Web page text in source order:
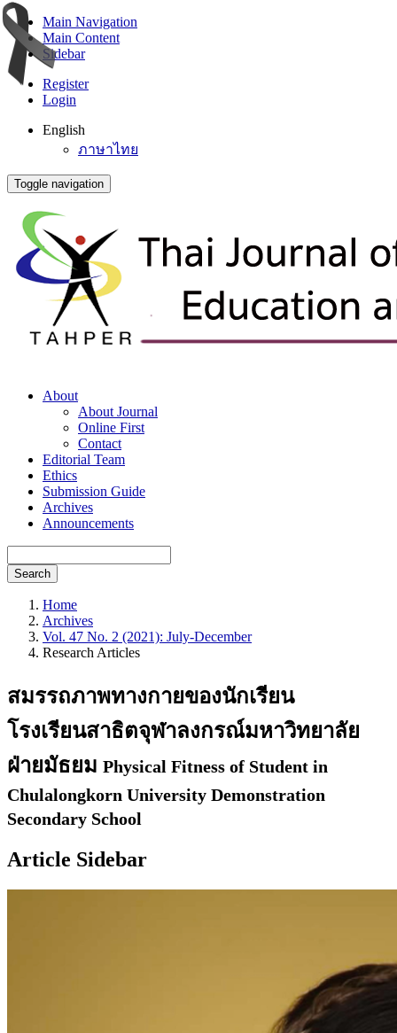
Main Navigation
Main Content
Sidebar
Register
Login
English
ภาษาไทย
Toggle navigation
About
About Journal
Online First
Contact
Editorial Team
Ethics
Submission Guide
Archives
Announcements
Search
Home
Archives
Vol. 47 No. 2 (2021): July-December
Research Articles
สมรรถภาพทางกายของนักเรียน
โรงเรียนสาธิตจุฬาลงกรณ์มหาวิทยาลัย
ฝ่ายมัธยม Physical Fitness of Student in
Chulalongkorn University Demonstration
Secondary School
Article Sidebar